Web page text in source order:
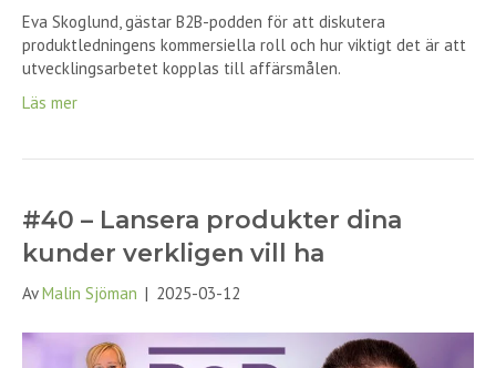
Eva Skoglund, gästar B2B-podden för att diskutera
produktledningens kommersiella roll och hur viktigt det är att
utvecklingsarbetet kopplas till affärsmålen.
Läs mer
#40 – Lansera produkter dina
kunder verkligen vill ha
AvMalin Sjöman | 2025-03-12